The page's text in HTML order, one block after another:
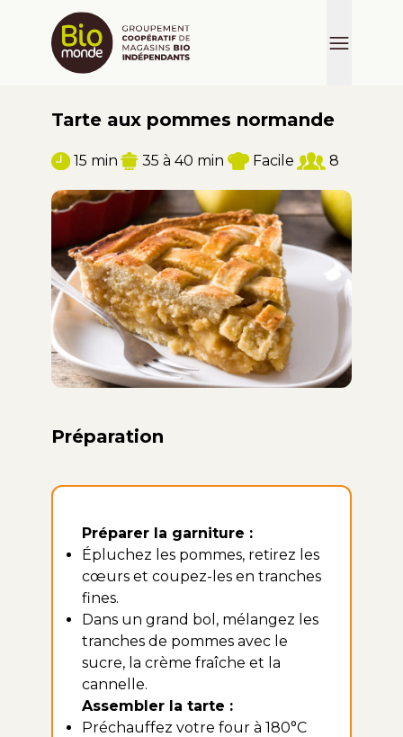
Tarte aux pommes normande
15 min 35 à 40 min Facile 8
Préparation
Préparer la garniture :
Épluchez les pommes, retirez les
cœurs et coupez-les en tranches
fines.
Dans un grand bol, mélangez les
tranches de pommes avec le
sucre, la crème fraîche et la
cannelle.
Assembler la tarte :
Préchauffez votre four à 180°C